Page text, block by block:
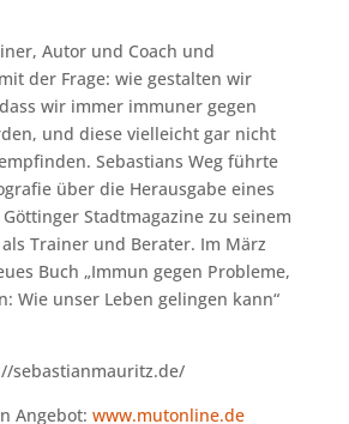
Autor und Coach und
der Frage: wie gestalten wir
wir immer immuner gegen
und diese vielleicht gar nicht
Sebastians Weg führte
über die Herausgabe eines
Stadtmagazine zu seinem
Trainer und Berater. Im März
Buch „Immun gegen Probleme,
Wie unser Leben gelingen kann“
sebastianmauritz.de/
Angebot: www.mutonline.de